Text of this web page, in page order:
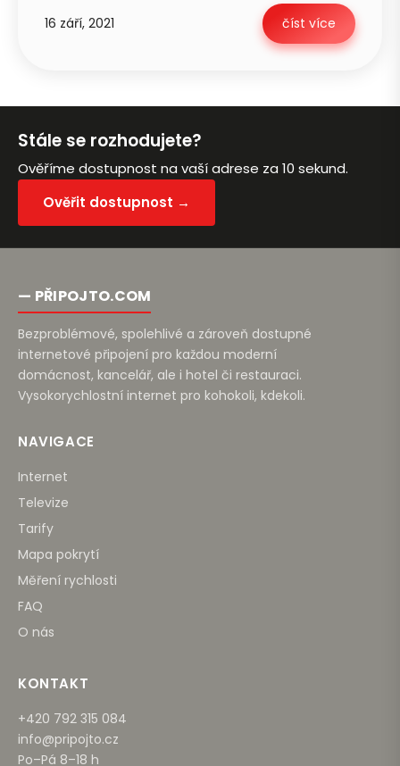
16 září, 2021 číst více
Stále se rozhodujete?
Ověříme dostupnost na vaší adrese za 10 sekund.
Ověřit dostupnost →
— PŘIPOJTO.COM
Bezproblémové, spolehlivé a zároveň dostupné
internetové připojení pro každou moderní
domácnost, kancelář, ale i hotel či restauraci.
Vysokorychlostní internet pro kohokoli, kdekoli.
NAVIGACE
Internet
Televize
Tarify
Mapa pokrytí
Měření rychlosti
FAQ
O nás
KONTAKT
+420 792 315 084
info@pripojto.cz
Po–Pá 8–18 h